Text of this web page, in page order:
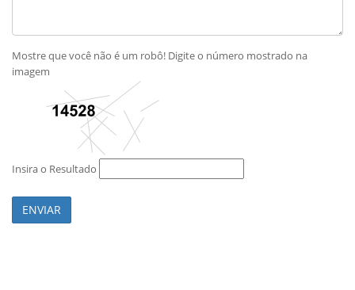
Mostre que você não é um robô! Digite o número mostrado na
imagem
Insira o Resultado
ENVIAR